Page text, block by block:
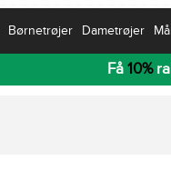
Børnetrøjer Dametrøjer
Få 10%